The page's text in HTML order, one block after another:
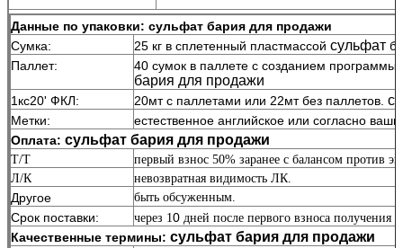
Данные по упаковки: сульфат бария для продажи
Сумка:
25 кг в сплетенный пластмассой сульфат
Паллет:
40 сумок в паллете с созданием
бария для продажи
1кс20' ФКЛ: 20мт с паллетами или 22мт без паллетов.
Метки:
естественное английское или согласно
Оплата: сульфат бария для продажи
Т/Т
первый взнос 50% заранее с балансом против
Л/К
невозвратная видимость ЛК.
Другое быть обсуженным.
Срок поставки: через 1 0 дней после первого взноса получения
Качественные термины: сульфат бария для продажи